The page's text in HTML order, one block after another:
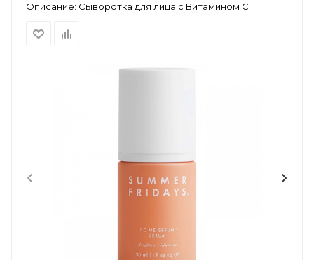
Описание: Сыворотка для лица с Витамином С